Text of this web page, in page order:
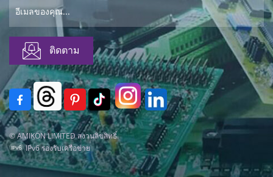
© AMIKON LIMITED สงวนลิขสิทธิ์.
IPv6 รองรับเครือข่าย